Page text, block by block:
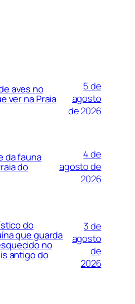
aves no
ver na Praia
5 de
agosto
de 2026
da fauna
do
4 de
agosto de
2026
do
que guarda
no
antigo do
3 de
agosto
de
2026